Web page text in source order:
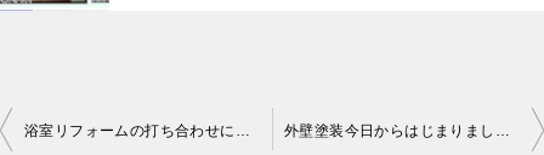
浴室リフォームの打ち合わせに行ってきました枚方 外壁塗装今日からはじまりました四条畷